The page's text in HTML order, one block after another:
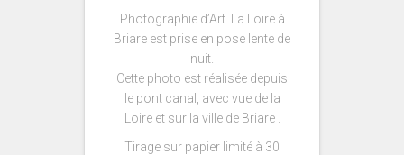
Photographie d’Art. La Loire à
Briare est prise en pose lente de
nuit.
Cette photo est réalisée depuis
le pont canal, avec vue de la
Loire et sur la ville de Briare .
Tirage sur papier limité à 30